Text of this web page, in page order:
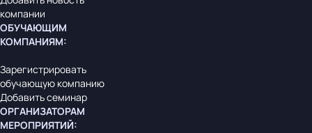
компании
ОБУЧАЮЩИМ
КОМПАНИЯМ:
Зарегистрировать
обучающую компанию
Добавить семинар
ОРГАНИЗАТОРАМ
МЕРОПРИЯТИЙ: